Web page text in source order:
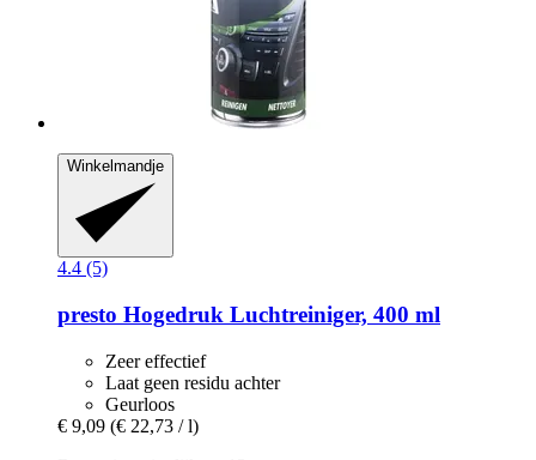
Winkelmandje
4.4 (5)
presto Hogedruk Luchtreiniger, 400 ml
Zeer effectief
Laat geen residu achter
Geurloos
€ 9,09 (€ 22,73 / l)